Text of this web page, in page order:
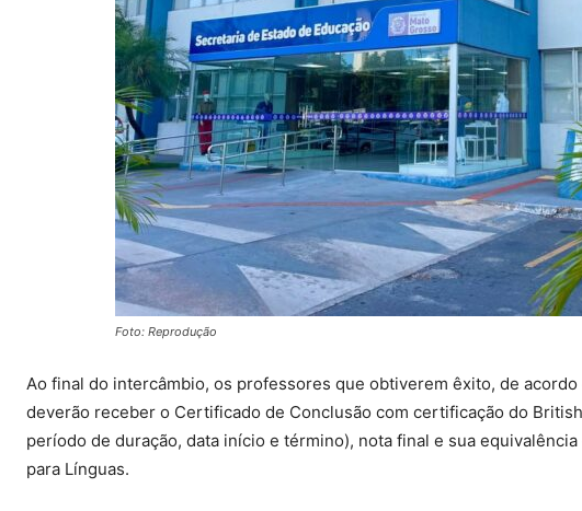
Foto: Reprodução
Ao final do intercâmbio, os professores que obtiverem êxito, de
deverão receber o Certificado de Conclusão com certificação do
período de duração, data início e término), nota final e sua
para Línguas.